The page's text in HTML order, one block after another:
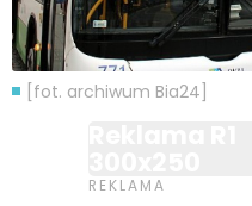
[fot. archiwum Bia24]